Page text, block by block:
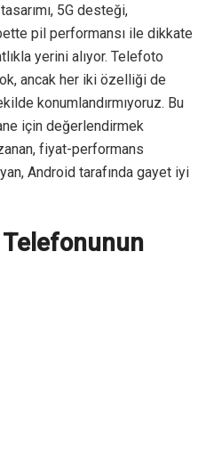
5G desteği,
pil performansı ile dikkate
yerini alıyor. Telefoto
ancak her iki özelliği de
konumlandırmıyoruz. Bu
için değerlendirmek
fiyat-performans
Android tarafında gayet iyi
Telefonunun